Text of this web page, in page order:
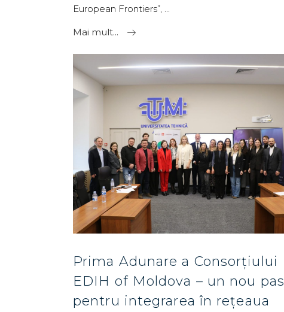
European Frontiers”,
Mai mult...
Prima Adunare a Consorțiului
EDIH of Moldova – un nou pas
pentru integrarea în rețeaua